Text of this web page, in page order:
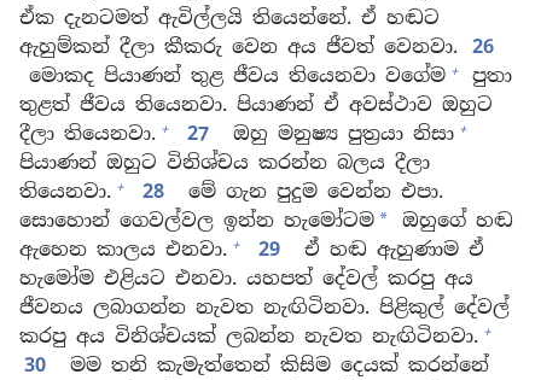
ඒක දැනටමත් ඇවිල්ලයි තියෙන්නේ. ඒ හඬට
ඇහුම්කන් දීලා කීකරු වෙන අය ජීවත් වෙනවා.
26
මොකද පියාණන් තුළ ජීවය තියෙනවා වගේම +
පුතා
තුළත් ජීවය තියෙනවා. පියාණන් ඒ අවස්ථාව ඔහුට
දීලා තියෙනවා. + 27 ඔහු මනුෂ්‍ය පුත්‍රයා නිසා +
පියාණන් ඔහුට විනිශ්චය කරන්න බලය දීලා
තියෙනවා. + 28
මේ ගැන පුදුම වෙන්න එපා.
සොහොන් ගෙවල්වල ඉන්න හැමෝටම * ඔහුගේ හඬ
ඇහෙන කාලය එනවා. + 29
ඒ හඬ ඇහුණාම ඒ
හැමෝම එළියට එනවා. යහපත් දේවල් කරපු අය
ජීවනය ලබාගන්න නැවත නැඟිටිනවා. පිළිකුල් දේවල්
කරපු අය විනිශ්චයක් ලබන්න නැවත නැඟිටිනවා. +
30
මම තනි කැමැත්තෙන් කිසිම දෙයක් කරන්නේ